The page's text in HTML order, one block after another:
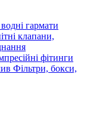
гармати
клапани,
фітинги
Фільтри, бокси,